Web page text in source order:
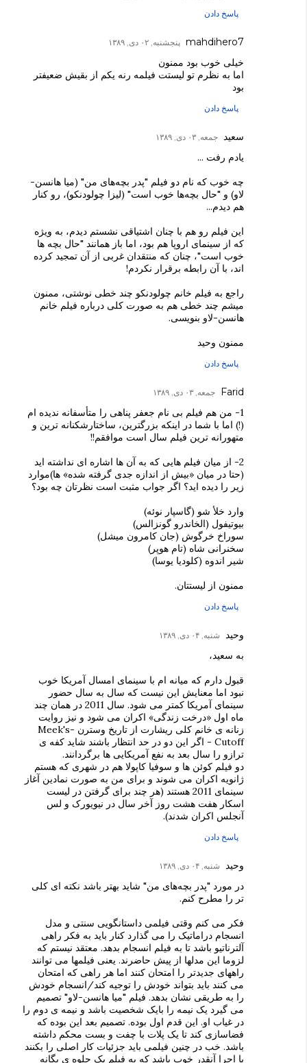
پاسخ دادن
mahdihero7 پنجشنبه, ۰۲ دی, ۱۳۸۹
خيلی خوب بود ممنون
اما به نظرم تو ليستت فيلمه رنه يکم از بقيش ضعيفتر
بود
پاسخ دادن
سعید جمعه, ۰۳ دی, ۱۳۸۹
یادم رفت ...
چه خوب که نام دو فیلم "پدر بچه‌های من" (میا هانسن-
لاو) و "حال بچه‌ها خوب است" (لیزا چولودنکو)، رو کنار
هم دیدم...
این فیلم رو هم با چنان اشتیاقی نشستم دیدم، به ویژه
که از سینمای اروپا هم بود، اما باز همانند "حال بچه ها
خوب است"، چنان که منتقدان غربی از آن تمجید کرده
اند، با آن رابطه برقرار نکردم!
راجع به فیلم خانم چولودنکو چند خطی نوشتی، ممنون
میشم چند خطی هم به صورت کلی درباره فیلم خانم
هانسن-لاو بنویسی.
ممنون وحید
پاسخ دادن
Farid جمعه, ۰۳ دی, ۱۳۸۹
1- من هم فیلم بی نام جعفر پناهی را متأسفانه ندیده ام
(!) اما با شما در اینکه بزرگترین، ساختارشکنانه ترین و
متهورانه ترین فیلم سال است موافقم!!
2- از میان فیلم هایی که به آن ها اشاره ای نداشته اید
(حتا در میان «بیش از اندازه جدی گرفته شده» ها)موارد
زیر را دیده اید؟ اگر جواب مثبت است نظرتان چه بود؟
وارد خلأ شو (گاسپار نوئه)
بیوتیفول (الخاندرو گونزالس)
سوراخ خرگوش (جان کامرون میشل)
سخنرانی شاه (تام هوپر)
شیر اندوه (کلودیا یوسا)
ممنون از لیستتان.
پاسخ دادن
وحید شنبه, ۰۴ دی, ۱۳۸۹
به سعید،
قبول دارم که میانه ام با سینمای امسال آمریکا خوب
نبود اما معنایش این نیست که سال به سال حضور
سینمای آمریکا کمتر می شود. سال 2011 در همان چند
ماه اول «درخت زندگی» اکران می شود و نیز روایت
زنانه ی خانم کلی ریشارت از تاریخ وسترن -Meek's
Cutoff - اگر این دو در حد انتظار باشند شاید کفه ی
ترازو را سال بعد به نفع آمریکایی ها برگردانند.
دو فیلم کوئن ها و سوفیا کاپولا هم در شهری که هستم
ژانویه اکران می شوند و برای من به صورت نمادین آغاز
سینمای 2011 هستند (هر چند برای گرفتن در لیست
اسکار هفت هشت روز آخر سال در نیویورک و لس
آنجلس اکران شدند).
پاسخ دادن
وحید شنبه, ۰۴ دی, ۱۳۸۹
در مورد "پدر بچه‌های من" شاید بهتر باشد نکته ای کلی
تر را مطرح کنم.
فکر می کنم وقتی فیلمی داستانگویی سنتی و مدل
انسجام دراماتیک را می گذارد کنار باید به فکر راهی
آلترناتیو باشد تا به فیلم انسجام بدهد. معتقد نیستم که
لزوما این مدلها از پیش حاضرند. یعنی فیلمها می توانند
راههای جدیدتر را امتحان کنند اما هر راهی که امتحان
می کنند باید بتواند خودش را توجیه کند/انسجام خودش
را به طریقی نشان بدهد. فیلم "میا هانسن-لاو" تصمیم
می گیرد یک نیمه را بایک شخصیت باشد و نیمه ی دوم را
در غیاب او. این قدم اول بوده. تصمیم بعد این بوده که
فضاسازی کند تا یک پلات با چفت و بست محکم داشته
باشد. خب در چنین فیلمی باید جزئیات کار اصلی را بکنند
یا اجرا آنقدر خوب باشد که به فیلم یک جلوه ی یگانه